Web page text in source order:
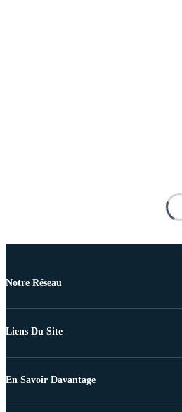
Notre Réseau
Liens Du Site
En Savoir Davantage